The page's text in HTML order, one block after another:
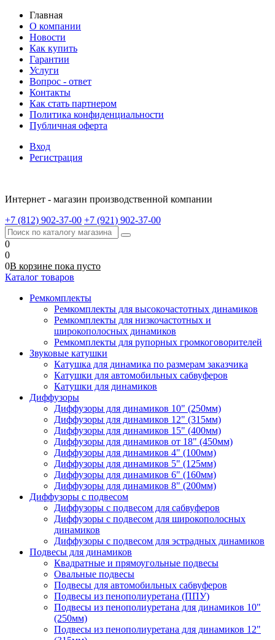
Главная
О компании
Новости
Как купить
Гарантии
Услуги
Вопрос - ответ
Контакты
Как стать партнером
Политика конфиденциальности
Публичная оферта
Вход
Регистрация
Интернет - магазин производственной компании
+7 (812) 902-37-00 +7 (921) 902-37-00
0
0
0В корзине пока пусто
Каталог товаров
Ремкомплекты
Ремкомплекты для высокочастотных динамиков
Ремкомплекты для низкочастотных и
широкополосных динамиков
Ремкомплекты для рупорных громкоговорителей
Звуковые катушки
Катушка для динамика по размерам заказчика
Катушки для автомобильных сабвуферов
Катушки для динамиков
Диффузоры
Диффузоры для динамиков 10" (250мм)
Диффузоры для динамиков 12" (315мм)
Диффузоры для динамиков 15" (400мм)
Диффузоры для динамиков от 18" (450мм)
Диффузоры для динамиков 4" (100мм)
Диффузоры для динамиков 5" (125мм)
Диффузоры для динамиков 6" (160мм)
Диффузоры для динамиков 8" (200мм)
Диффузоры с подвесом
Диффузоры с подвесом для сабвуферов
Диффузоры с подвесом для широкополосных
динамиков
Диффузоры с подвесом для эстрадных динамиков
Подвесы для динамиков
Квадратные и прямоугольные подвесы
Овальные подвесы
Подвесы для автомобильных сабвуферов
Подвесы из пенополиуретана (ППУ)
Подвесы из пенополиуретана для динамиков 10"
(250мм)
Подвесы из пенополиуретана для динамиков 12"